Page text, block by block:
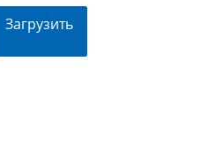
Загрузить